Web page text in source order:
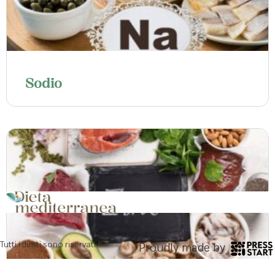
Sodio
Tutti i diritti sono riservati ® Proudly made by